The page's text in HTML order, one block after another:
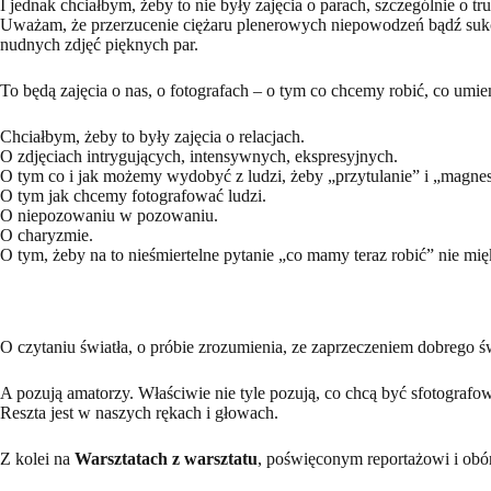
I jednak chciałbym, żeby to nie były zajęcia o parach, szczególnie o
Uważam, że przerzucenie ciężaru plenerowych niepowodzeń bądź
nudnych zdjęć pięknych par.
To będą zajęcia o nas, o fotografach – o tym co chcemy robić, co
Chciałbym, żeby to były zajęcia o relacjach.
O zdjęciach intrygujących, intensywnych, ekspresyjnych.
O tym co i jak możemy wydobyć z ludzi, żeby „przytulanie” i
O tym jak chcemy fotografować ludzi.
O niepozowaniu w pozowaniu.
O charyzmie.
O tym, żeby na to nieśmiertelne pytanie „co mamy teraz robić” nie
O czytaniu światła, o próbie zrozumienia, ze zaprzeczeniem dobrego
A pozują amatorzy. Właściwie nie tyle pozują, co chcą być
Reszta jest w naszych rękach i głowach.
Z kolei na Warsztatach z warsztatu, poświęconym reportażowi i